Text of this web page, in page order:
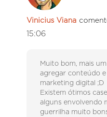
Vinicius Viana
15:06
Muito bom, mais
agregar conteúdo
marketing digital ;D
Existem ótimos
alguns envolvendo
guerrilha muito